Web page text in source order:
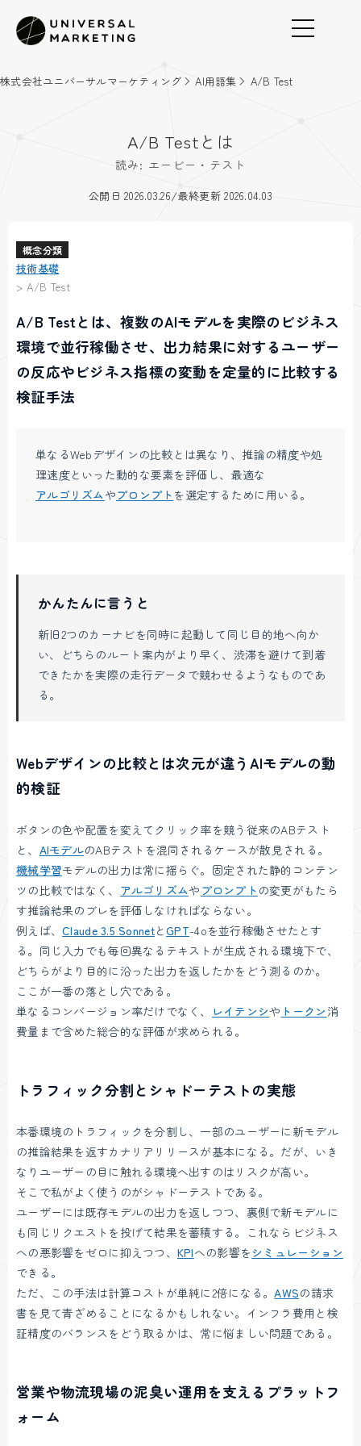
株式会社ユニバーサルマーケティング AI用語集 A/B Test
A/B Testとは
読み: エービー・テスト
公開日 2026.03.26/最終更新 2026.04.03
概念分類
技術基礎
> A/B Test
A/B Testとは、複数のAIモデルを実際のビジネス
環境で並行稼働させ、出力結果に対するユーザー
の反応やビジネス指標の変動を定量的に比較する
検証手法
単なるWebデザインの比較とは異なり、推論の精度や処
理速度といった動的な要素を評価し、最適な
アルゴリズムやプロンプト を選定するために用いる。
かんたんに言うと
新旧2つのカーナビを同時に起動して同じ目的地へ向か
い、どちらのルート案内がより早く、渋滞を避けて到着
できたかを実際の走行データで競わせるようなものであ
る。
Webデザインの比較とは次元が違うAIモデルの動
的検証
ボタンの色や配置を変えてクリック率を競う従来のABテスト
と、 AIモデルのABテストを混同されるケースが散見される。
機械学習モデルの出力は常に揺らぐ。固定された静的コンテン
ツの比較ではなく、 アルゴリズムや プロンプト の変更がもたら
す推論結果のブレを評価しなければならない。
例えば、Claude 3.5 SonnetとGPT-4oを並行稼働させたとす
る。同じ入力でも毎回異なるテキストが生成される環境下で、
どちらがより目的に沿った出力を返したかをどう測るのか。
ここが一番の落とし穴である。
単なるコンバージョン率だけでなく、
レイテンシや トークン 消
費量まで含めた総合的な評価が求められる。
トラフィック分割とシャドーテストの実態
本番環境のトラフィックを分割し、一部のユーザーに新モデル
の推論結果を返すカナリアリリースが基本になる。だが、いき
なりユーザーの目に触れる環境へ出すのはリスクが高い。
そこで私がよく使うのがシャドーテストである。
ユーザーには既存モデルの出力を返しつつ、裏側で新モデルに
も同じリクエストを投げて結果を蓄積する。これならビジネス
への悪影響をゼロに抑えつつ、 KPIへの影響をシミュレーション
できる。
ただ、この手法は計算コストが単純に2倍になる。AWSの請求
書を見て青ざめることになるかもしれない。インフラ費用と検
証精度のバランスをどう取るかは、常に悩ましい問題である。
営業や物流現場の泥臭い運用を支えるプラットフ
ォーム